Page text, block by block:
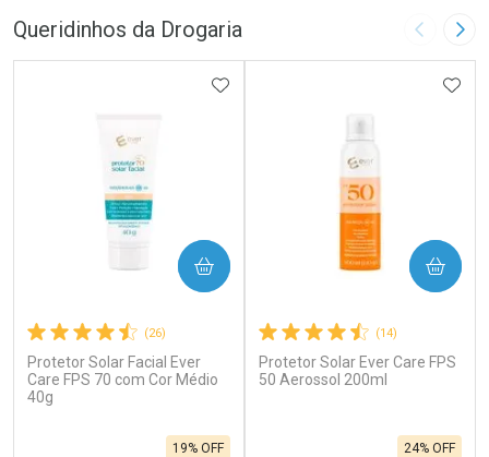
Queridinhos da Drogaria Imagem
(26)
Protetor Solar Facial Ever
Care FPS 70 com Cor Médio
40g
19% OFF
ADICIONAR AOS FAVORITOS
COMPRAR
(14)
Protetor Solar Ever Care FPS
50 Aerossol 200ml
24% OFF
COMPRAR